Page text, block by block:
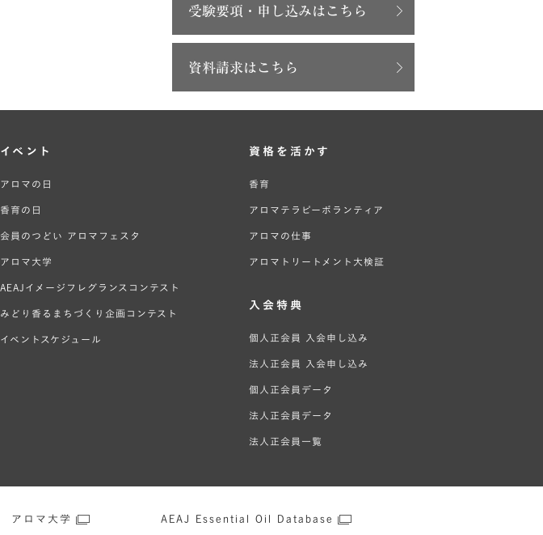
受験要項・申し込みはこちら
資料請求はこちら
イベント
アロマの日
香育の日
会員のつどい アロマフェスタ
アロマ大学
AEAJイメージフレグランスコンテスト
みどり香るまちづくり企画コンテスト
イベントスケジュール
資格を活かす
香育
アロマテラピーボランティア
アロマの仕事
アロマトリートメント大検証
入会特典
個人正会員 入会申し込み
法人正会員 入会申し込み
個人正会員データ
法人正会員データ
法人正会員一覧
アロマ大学 AEAJ Essential Oil Database